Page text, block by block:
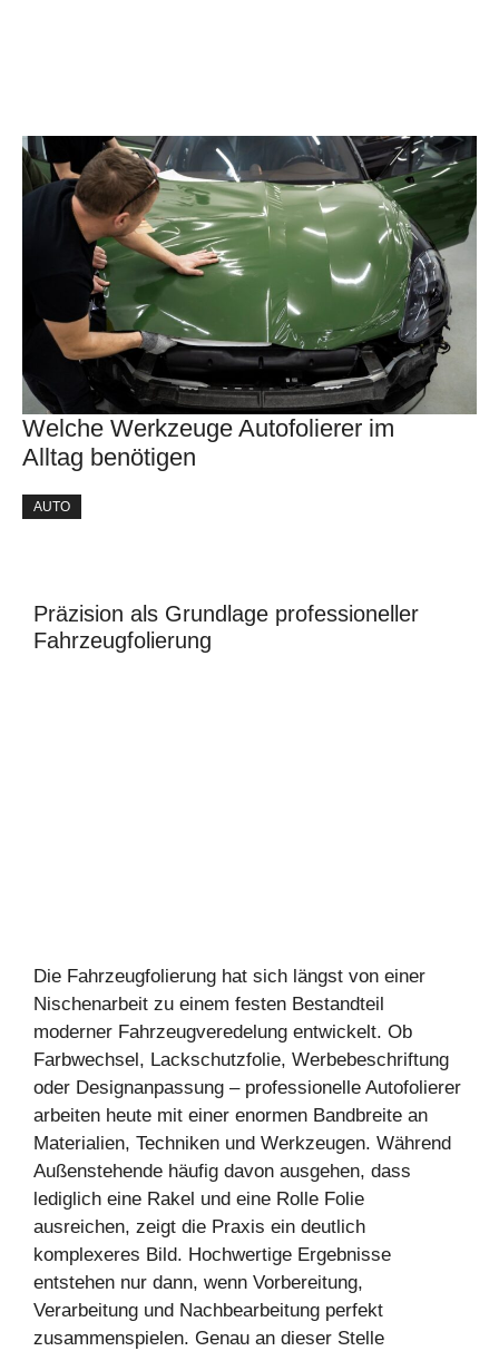
Welche Werkzeuge Autofolierer im
Alltag benötigen
AUTO
Präzision als Grundlage professioneller
Fahrzeugfolierung
Die Fahrzeugfolierung hat sich längst von einer
Nischenarbeit zu einem festen Bestandteil
moderner Fahrzeugveredelung entwickelt. Ob
Farbwechsel, Lackschutzfolie, Werbebeschriftung
oder Designanpassung – professionelle Autofolierer
arbeiten heute mit einer enormen Bandbreite an
Materialien, Techniken und Werkzeugen. Während
Außenstehende häufig davon ausgehen, dass
lediglich eine Rakel und eine Rolle Folie
ausreichen, zeigt die Praxis ein deutlich
komplexeres Bild. Hochwertige Ergebnisse
entstehen nur dann, wenn Vorbereitung,
Verarbeitung und Nachbearbeitung perfekt
zusammenspielen. Genau an dieser Stelle